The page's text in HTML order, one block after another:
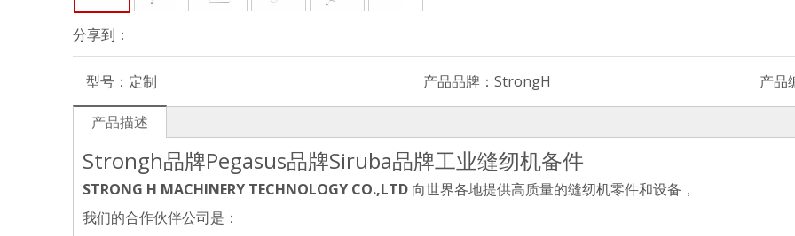
分享到：
型号： 定制 产品品牌： StrongH 产品
产品描述
Strongh品牌Pegasus品牌Siruba品牌工业缝纫机备件
STRONG H MACHINERY TECHNOLOGY CO.,LTD 向世界各地提供高质量的缝纫机零件和设备，
我们的合作伙伴公司是：